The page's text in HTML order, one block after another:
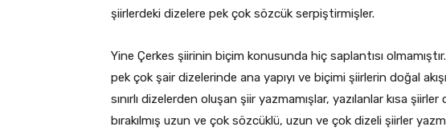
şiirlerdeki dizelere pek çok sözcük serpiştirmişler.
Yine Çerkes şiirinin biçim konusunda hiç saplantısı
pek çok şair dizelerinde ana yapıyı ve biçimi şiirlerin doğal
sınırlı dizelerden oluşan şiir yazmamışlar, yazılanlar kısa şiirler
bırakılmış uzun ve çok sözcüklü, uzun ve çok dizeli şiirler